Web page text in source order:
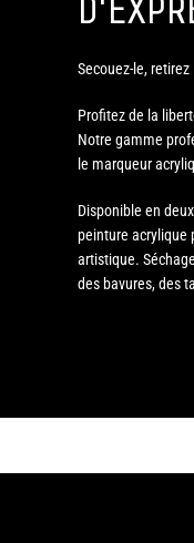
Secouez-le,
Profitez de la
Notre gamme
le marqueur
Disponible en
peinture acrylique
artistique.
des bavures, des